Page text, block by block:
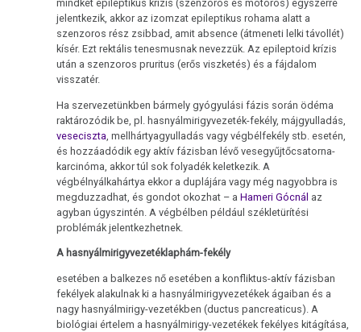
mindkét epileptikus krízis (szenzoros és motoros) egyszerre
jelentkezik, akkor az izomzat epileptikus rohama alatt a
szenzoros rész zsibbad, amit absence (átmeneti lelki távollét)
kísér. Ezt rektális tenesmusnak nevezzük. Az epileptoid krízis
után a szenzoros pruritus (erős viszketés) és a fájdalom
visszatér.
Ha szervezetünkben bármely gyógyulási fázis során ödéma
raktározódik be, pl. hasnyálmirigyvezeték-fekély, májgyulladás,
veseciszta , mellhártyagyulladás vagy végbélfekély stb. esetén,
és hozzáadódik egy aktív fázisban lévő vesegyűjtőcsatorna-
karcinóma, akkor túl sok folyadék keletkezik. A
végbélnyálkahártya ekkor a duplájára vagy még nagyobbra is
megduzzadhat, és gondot okozhat – aHameri Gócnál az
agyban úgyszintén. A végbélben például székletürítési
problémák jelentkezhetnek.
A hasnyálmirigyvezetéklaphám-fekély
esetében a balkezes nő esetében a konfliktus-aktív fázisban
fekélyek alakulnak ki a hasnyálmirigyvezetékek ágaiban és a
nagy hasnyálmirigy-vezetékben (ductus pancreaticus). A
biológiai értelem a hasnyálmirigy-vezetékek fekélyes kitágítása,